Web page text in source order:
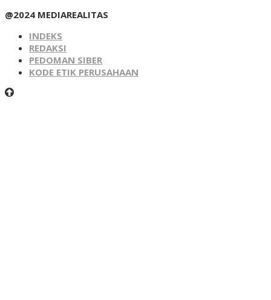
@2024 MEDIAREALITAS
INDEKS
REDAKSI
PEDOMAN SIBER
KODE ETIK PERUSAHAAN